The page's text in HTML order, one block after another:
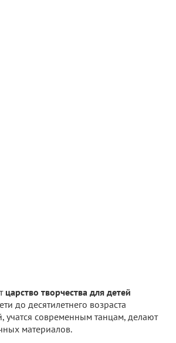
царство творчества для детей
до десятилетнего возраста
учатся современным танцам, делают
материалов.